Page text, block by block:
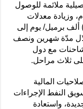
ملائمة للوصول
وزيادة معدلات
النفط الخام عبر الأنابيب من (220) ألف برميل/ يوم إلى
مدّة شهرين ونصف
مع دول
المالية
النفط الإجراءات
واستعادة